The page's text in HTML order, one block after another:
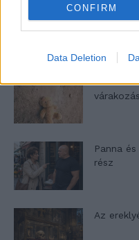
CONFIRM
Data Deletion
nyílik –
A
Panna
rész
Az